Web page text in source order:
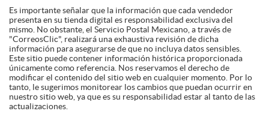
Es importante señalar que la información que cada vendedor
presenta en su tienda digital es responsabilidad exclusiva del
mismo. No obstante, el Servicio Postal Mexicano, a través de
"CorreosClic", realizará una exhaustiva revisión de dicha
información para asegurarse de que no incluya datos sensibles.
Este sitio puede contener información histórica proporcionada
únicamente como referencia. Nos reservamos el derecho de
modificar el contenido del sitio web en cualquier momento. Por lo
tanto, le sugerimos monitorear los cambios que puedan ocurrir en
nuestro sitio web, ya que es su responsabilidad estar al tanto de las
actualizaciones.